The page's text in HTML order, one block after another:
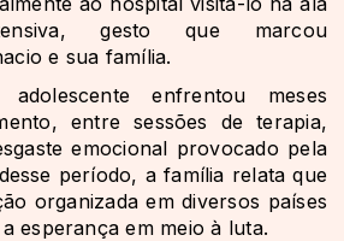
gesto que marcou
e sua família.
enfrentou meses
entre sessões de terapia,
emocional provocado pela
período, a família relata que
organizada em diversos países
esperança em meio à luta.